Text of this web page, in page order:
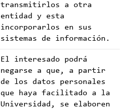
transmitirlos a otra
entidad y esta
incorporarlos en sus
sistemas de información.
El interesado podrá
negarse a que, a partir
de los datos personales
que haya facilitado a la
Universidad, se elaboren